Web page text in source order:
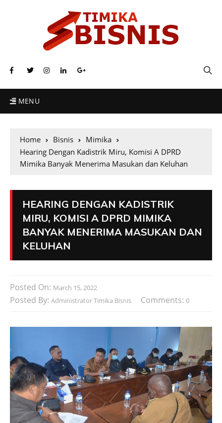
MENU
Home Bisnis
Mimika
Hearing Dengan Kadistrik Miru, Komisi A DPRD
Mimika Banyak Menerima Masukan dan Keluhan
HEARING DENGAN KADISTRIK
MIRU, KOMISI A DPRD MIMIKA
BANYAK MENERIMA MASUKAN DAN
KELUHAN
Posted On: March 15, 2022
Posted By: Administrator Timika Bisnis Comments: 0